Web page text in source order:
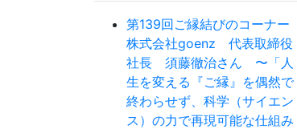
第139回ご縁結びのコーナー
株式会社goenz 代表取締役
社長 須藤徹治さん 〜「人
生を変える『ご縁』を偶然で
終わらせず、科学（サイエン
ス）の力で再現可能な仕組み